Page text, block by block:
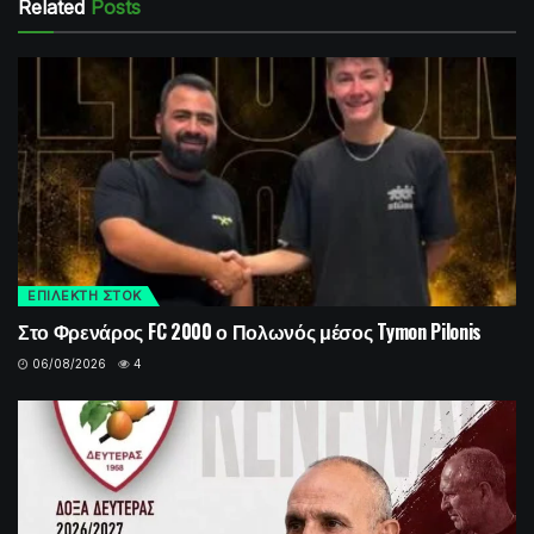
Related Posts
ΕΠΙΛΕΚΤΗ ΣΤΟΚ
Στο Φρενάρος FC 2000 ο Πολωνός μέσος Tymon Pilonis
06/08/2026 4